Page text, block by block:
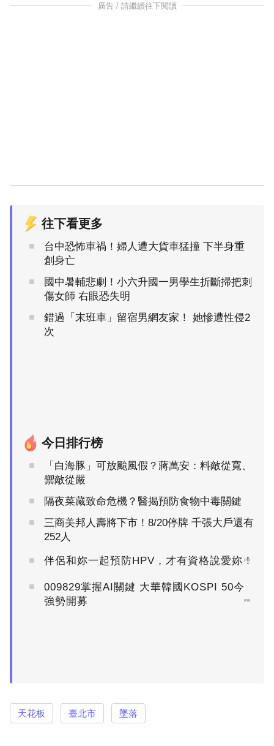
廣告 / 請繼續往下閱讀
往下看更多
台中恐怖車禍！婦人遭大貨車猛撞 下半身重
創身亡
國中暑輔悲劇！小六升國一男學生折斷掃把刺
傷女師 右眼恐失明
錯過「末班車」留宿男網友家！ 她慘遭性侵2
次
今日排行榜
「白海豚」可放颱風假？蔣萬安：料敵從寬、
禦敵從嚴
隔夜菜藏致命危機？醫揭預防食物中毒關鍵
三商美邦人壽將下市！8/20停牌 千張大戶還有
252人
伴侶和妳一起預防HPV，才有資格說愛妳！
PR
009829掌握AI關鍵 大華韓國KOSPI 50今
強勢開募
PR
天花板 臺北市 墜落